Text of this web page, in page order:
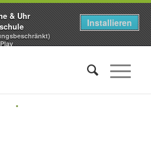
& Uhr
Installieren